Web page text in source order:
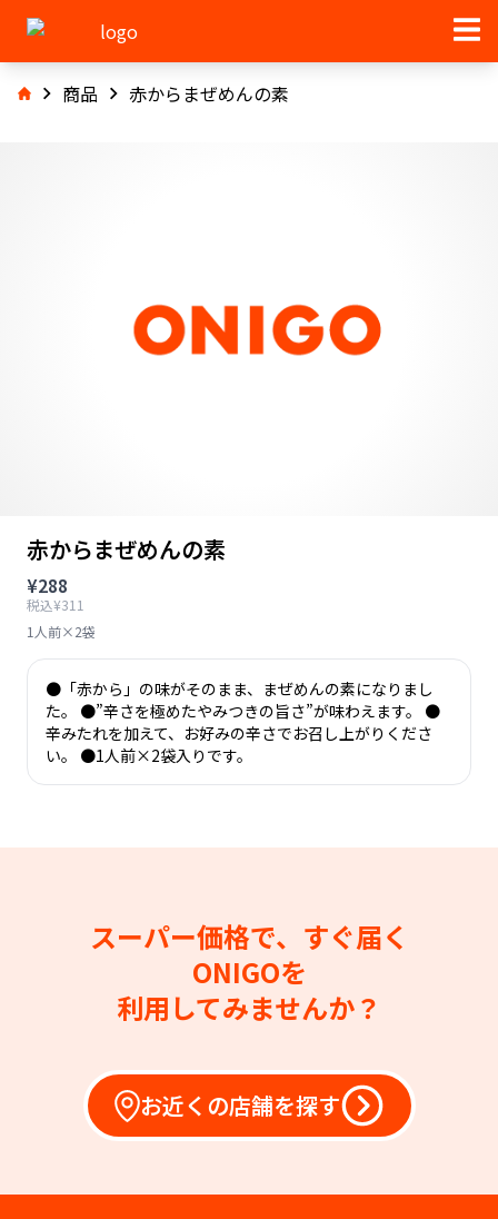
商品 赤からまぜめんの素
赤からまぜめんの素
¥288
税込¥311
1人前×2袋
●「赤から」の味がそのまま、まぜめんの素になりまし
た。 ●”辛さを極めたやみつきの旨さ”が味わえます。 ●
辛みたれを加えて、お好みの辛さでお召し上がりくださ
い。 ●1人前×2袋入りです。
スーパー価格で、すぐ届く
ONIGOを
利用してみませんか？
お近くの店舗を探す